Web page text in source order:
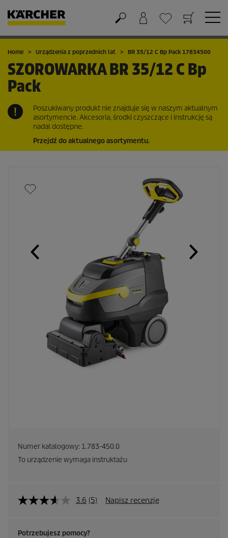
Koszyk
Lista życzeń
Home Urządzenia z poprzednich lat BR 35/12 C Bp Pack 17834500
SZOROWARKABR 35/12 C Bp
Pack
Poszukiwany produkt nie znajduje się w naszym aktualnym
asortymencie. Akcesoria, środki czyszczące i instrukcję są
nadal dostępne.
Przejdź do aktualnego asortymentu.
Numer katalogowy: 1.783-450.0
To urządzenie wymaga instruktażu
3.6 (5) Napisz recenzję
Potrzebujesz pomocy?